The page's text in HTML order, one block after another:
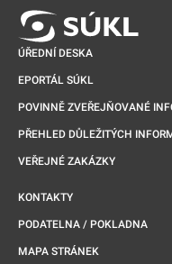
ÚŘEDNÍ DESKA
EPORTÁL SÚKL
POVINNĚ ZVEŘEJŇOVANÉ
PŘEHLED DŮLEŽITÝCH
VEŘEJNÉ ZAKÁZKY
KONTAKTY
PODATELNA / POKLADNA
MAPA STRÁNEK